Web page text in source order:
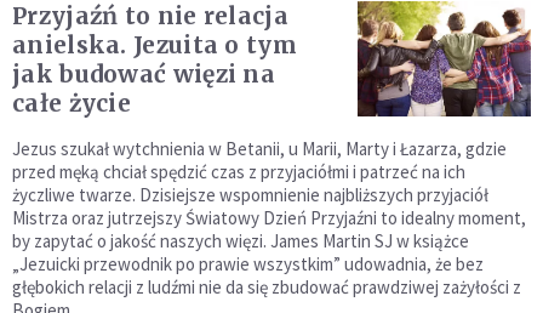
Przyjaźń to nie relacja
anielska. Jezuita o tym
jak budować więzi na
całe życie
Jezus szukał wytchnienia w Betanii, u Marii, Marty i Łazarza, gdzie
przed męką chciał spędzić czas z przyjaciółmi i patrzeć na ich
życzliwe twarze. Dzisiejsze wspomnienie najbliższych przyjaciół
Mistrza oraz jutrzejszy Światowy Dzień Przyjaźni to idealny moment,
by zapytać o jakość naszych więzi. James Martin SJ w książce
„Jezuicki przewodnik po prawie wszystkim” udowadnia, że bez
głębokich relacji z ludźmi nie da się zbudować prawdziwej zażyłości z